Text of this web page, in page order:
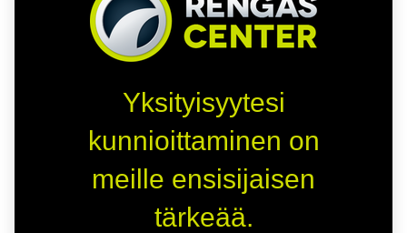
Yksityisyytesi
kunnioittaminen on
meille ensisijaisen
tärkeää.